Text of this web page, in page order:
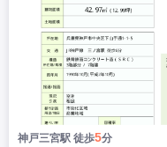
神戸三宮駅 徒歩5分